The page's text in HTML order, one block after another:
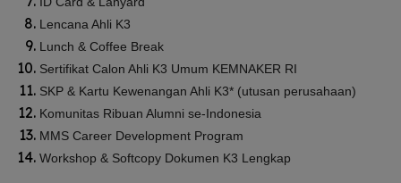
Lencana Ahli K3
Lunch & Coffee Break
Sertifikat Calon Ahli K3 Umum KEMNAKER RI
SKP & Kartu Kewenangan Ahli K3* (utusan perusahaan)
Komunitas Ribuan Alumni se-Indonesia
MMS Career Development Program
Workshop & Softcopy Dokumen K3 Lengkap